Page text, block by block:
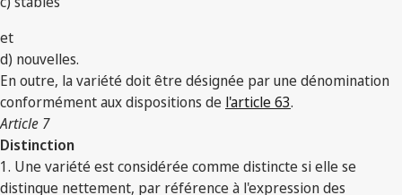
et
d) nouvelles.
En outre, la variété doit être désignée par une dénomination
conformément aux dispositions de l'article 63.
Article 7
Distinction
1. Une variété est considérée comme distincte si elle se
distingue nettement, par référence à l'expression des